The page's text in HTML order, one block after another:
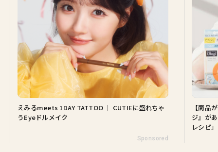
えみるmeets 1DAY TATTOO ｜ CUTIEに盛れちゃ
うEyeドルメイク
Sponsored
【商品
ジ』が
レシピ」